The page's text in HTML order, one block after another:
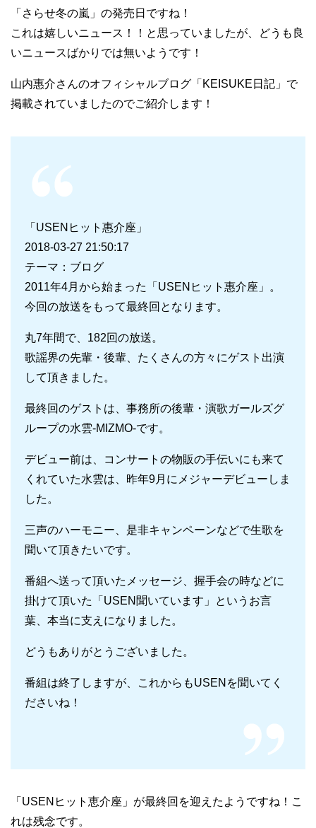
「さらせ冬の嵐」の発売日ですね！
これは嬉しいニュース！！と思っていましたが、どうも良
いニュースばかりでは無いようです！
山内惠介さんのオフィシャルブログ「KEISUKE日記」で
掲載されていましたのでご紹介します！
「USENヒット惠介座」
2018-03-27 21:50:17
テーマ：ブログ
2011年4月から始まった「USENヒット惠介座」。
今回の放送をもって最終回となります。
丸7年間で、182回の放送。
歌謡界の先輩・後輩、たくさんの方々にゲスト出演
して頂きました。
最終回のゲストは、事務所の後輩・演歌ガールズグ
ループの水雲-MIZMO-です。
デビュー前は、コンサートの物販の手伝いにも来て
くれていた水雲は、昨年9月にメジャーデビューしま
した。
三声のハーモニー、是非キャンペーンなどで生歌を
聞いて頂きたいです。
番組へ送って頂いたメッセージ、握手会の時などに
掛けて頂いた「USEN聞いています」というお言
葉、本当に支えになりました。
どうもありがとうございました。
番組は終了しますが、これからもUSENを聞いてく
ださいね！
「USENヒット恵介座」が最終回を迎えたようですね！こ
れは残念です。